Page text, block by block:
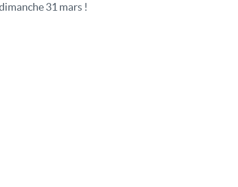
31 mars !